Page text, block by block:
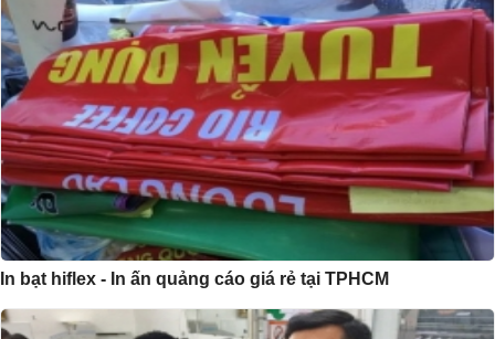
In bạt hiflex - In ấn quảng cáo giá rẻ tại TPHCM